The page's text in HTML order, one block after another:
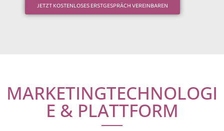
JETZT KOSTENLOSES ERSTGESPRÄCH VEREINBAREN
MARKETINGTECHNOLOGI
E & PLATTFORM